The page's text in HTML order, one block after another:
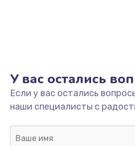
У вас остались
Если у вас остались
наши специалисты с